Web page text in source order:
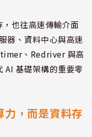
也往高速傳輸介面
器、資料中心與高速
、Redriver 與高
AI 基礎架構的重要零
力，而是資料存